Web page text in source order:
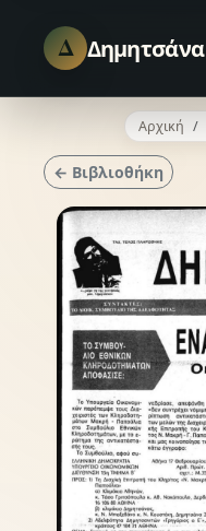
Δ Δημητσάνα
Αρχική
← Βιβλιοθήκη